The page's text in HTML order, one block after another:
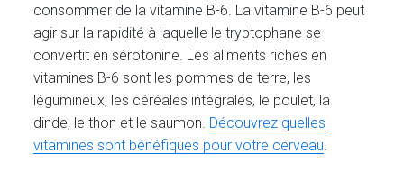
consommer de la vitamine B-6. La vitamine B-6 peut
agir sur la rapidité à laquelle le tryptophane se
convertit en sérotonine. Les aliments riches en
vitamines B-6 sont les pommes de terre, les
légumineux, les céréales intégrales, le poulet, la
dinde, le thon et le saumon. Découvrez quelles
vitamines sont bénéfiques pour votre cerveau